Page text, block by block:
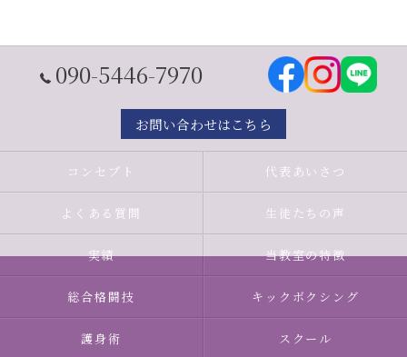
090-5446-7970
お問い合わせはこちら
コンセプト 代表あいさつ
よくある質問 生徒たちの声
実績 当教室の特徴
総合格闘技 キックボクシング
護身術 スクール